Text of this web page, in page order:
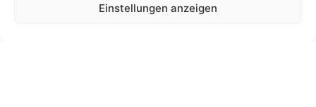
Einstellungen anzeigen
Schultütendesign „Anton“ Motorrad